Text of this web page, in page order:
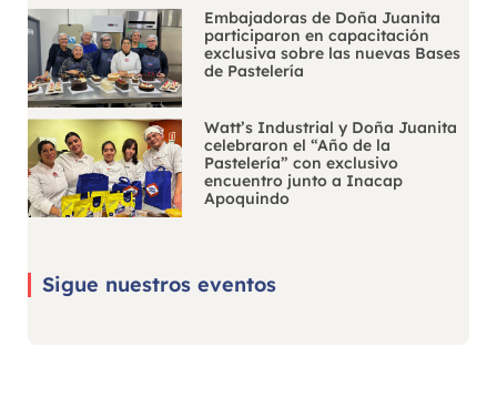
Embajadoras de Doña Juanita
participaron en capacitación
exclusiva sobre las nuevas Bases
de Pastelería
Watt’s Industrial y Doña Juanita
celebraron el “Año de la
Pastelería” con exclusivo
encuentro junto a Inacap
Apoquindo
Sigue nuestros eventos